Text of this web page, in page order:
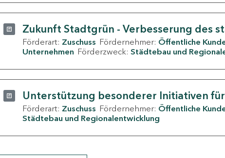
Zukunft Stadtgrün - Verbesserung des
Förderart: Zuschuss Fördernehmer: Öffentliche
Unternehmen Förderzweck: Städtebau und
Unterstützung besonderer Initiativen
Förderart: Zuschuss Fördernehmer: Öffentliche
Städtebau und Regionalentwicklung